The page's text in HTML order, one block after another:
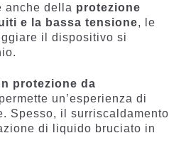
anche della protezione
e la bassa tensione, le
il dispositivo si
protezione da
permette un’esperienza di
Spesso, il surriscaldamento
di liquido bruciato in